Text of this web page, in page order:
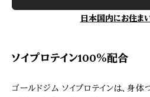
日本国内にお住ま
ソイプロテイン100％配合
ゴールドジム ソイプロテインは、身体